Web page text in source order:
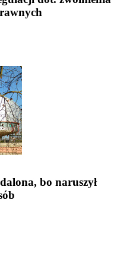
bo naruszył